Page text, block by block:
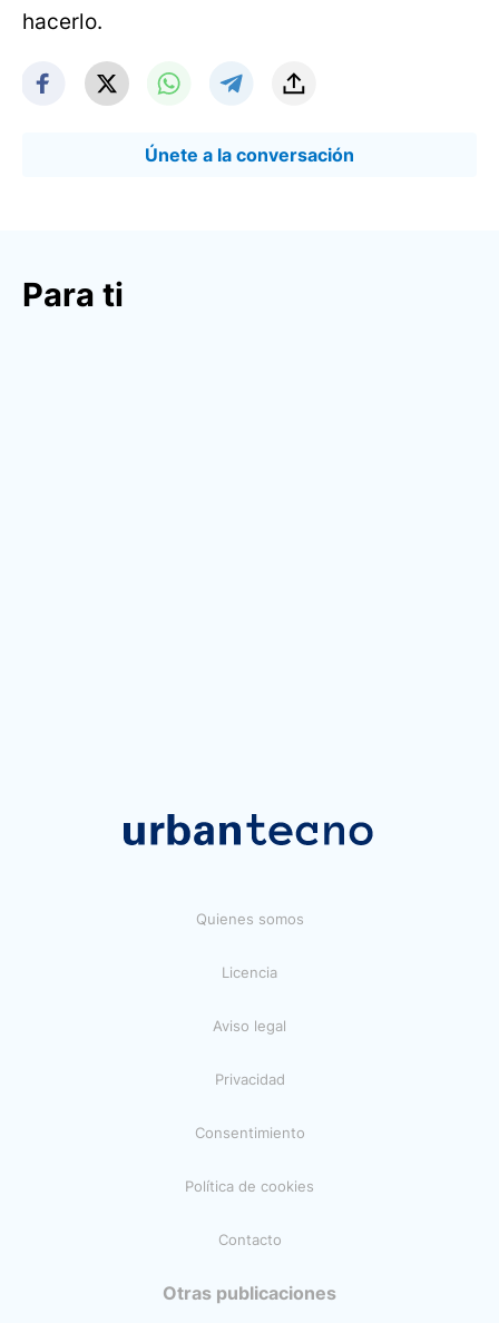
hacerlo.
Únete a la conversación
Para ti
Quienes somos
Licencia
Aviso legal
Privacidad
Consentimiento
Política de cookies
Contacto
Otras publicaciones